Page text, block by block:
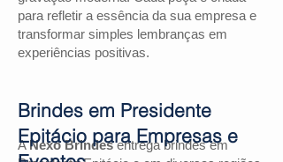
para refletir a essência da sua empresa e
transformar simples lembranças em
experiências positivas.
ANexo Brindesentrega brindes em
Brindes em Presidente
Epitácio para Empresas e